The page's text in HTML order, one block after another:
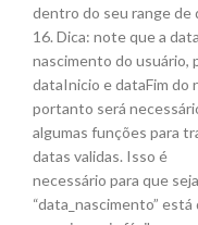
dentro do seu range de
16. Dica: note que a
nascimento do usuário,
dataInicio e dataFim do
portanto será
algumas funções para
datas validas. Isso é
necessário para que
“data_nascimento”